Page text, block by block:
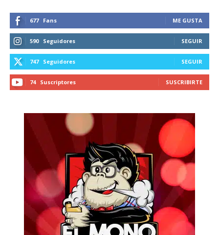
677 Fans ME GUSTA
590 Seguidores SEGUIR
747 Seguidores SEGUIR
74 Suscriptores SUSCRIBIRTE